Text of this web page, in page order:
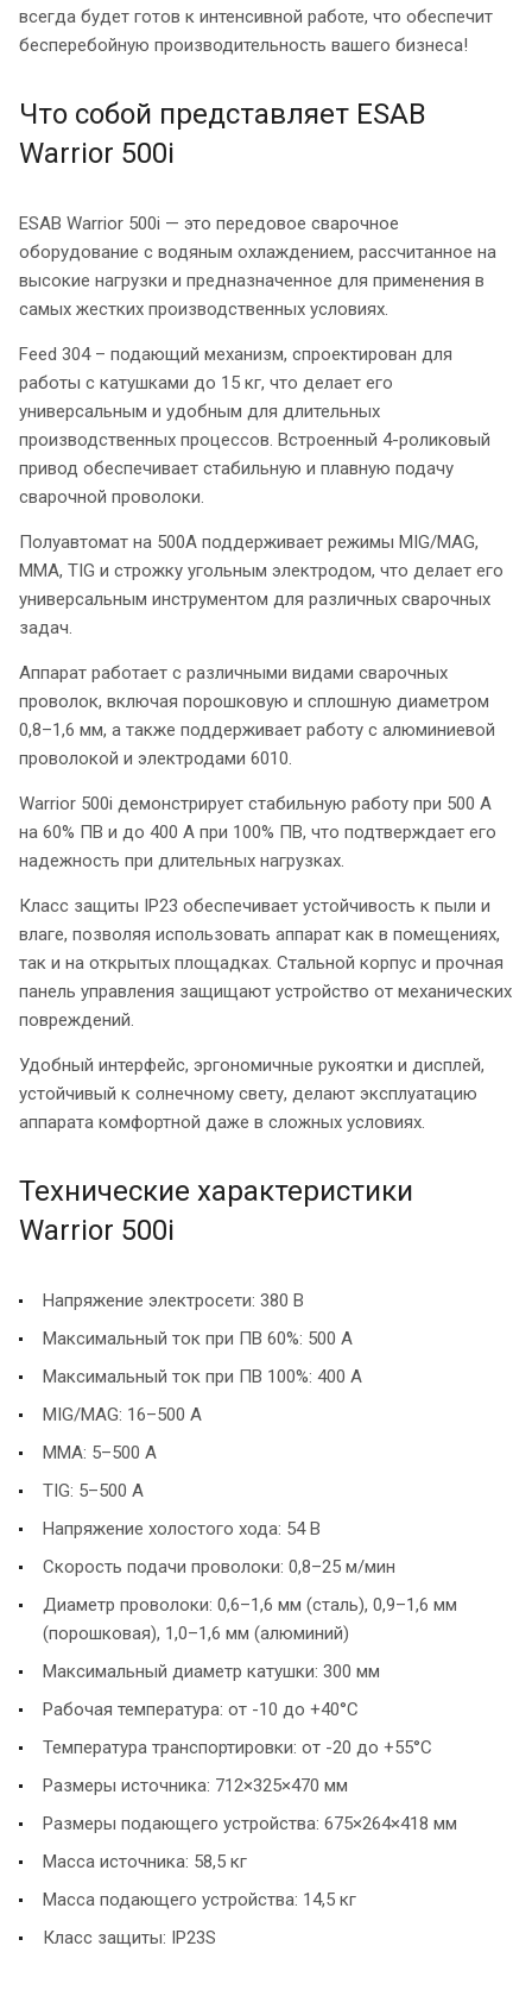
всегда будет готов к интенсивной работе, что обеспечит
бесперебойную производительность вашего бизнеса!
Что собой представляет ESAB
Warrior 500i
ESAB Warrior 500i — это передовое сварочное
оборудование с водяным охлаждением, рассчитанное на
высокие нагрузки и предназначенное для применения в
самых жестких производственных условиях.
Feed 304 – подающий механизм, спроектирован для
работы с катушками до 15 кг, что делает его
универсальным и удобным для длительных
производственных процессов. Встроенный 4-роликовый
привод обеспечивает стабильную и плавную подачу
сварочной проволоки.
Полуавтомат на 500А поддерживает режимы MIG/MAG,
MMA, TIG и строжку угольным электродом, что делает его
универсальным инструментом для различных сварочных
задач.
Аппарат работает с различными видами сварочных
проволок, включая порошковую и сплошную диаметром
0,8–1,6 мм, а также поддерживает работу с алюминиевой
проволокой и электродами 6010.
Warrior 500i демонстрирует стабильную работу при 500 А
на 60% ПВ и до 400 А при 100% ПВ, что подтверждает его
надежность при длительных нагрузках.
Класс защиты IP23 обеспечивает устойчивость к пыли и
влаге, позволяя использовать аппарат как в помещениях,
так и на открытых площадках. Стальной корпус и прочная
панель управления защищают устройство от механических
повреждений.
Удобный интерфейс, эргономичные рукоятки и дисплей,
устойчивый к солнечному свету, делают эксплуатацию
аппарата комфортной даже в сложных условиях.
Технические характеристики
Warrior 500i
Напряжение электросети: 380 В
Максимальный ток при ПВ 60%: 500 А
Максимальный ток при ПВ 100%: 400 А
MIG/MAG: 16–500 А
MMA: 5–500 А
TIG: 5–500 А
Напряжение холостого хода: 54 В
Скорость подачи проволоки: 0,8–25 м/мин
Диаметр проволоки: 0,6–1,6 мм (сталь), 0,9–1,6 мм
(порошковая), 1,0–1,6 мм (алюминий)
Максимальный диаметр катушки: 300 мм
Рабочая температура: от -10 до +40°C
Температура транспортировки: от -20 до +55°C
Размеры источника: 712×325×470 мм
Размеры подающего устройства: 675×264×418 мм
Масса источника: 58,5 кг
Масса подающего устройства: 14,5 кг
Класс защиты: IP23S